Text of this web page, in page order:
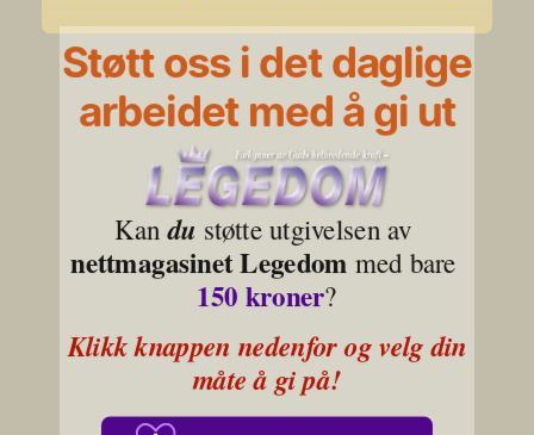
arbeidet med å gi ut
Kan du
nettmagasinet Legedom
150 kroner?
Klikk knappen nedenfor og velg din
måte å gi på!